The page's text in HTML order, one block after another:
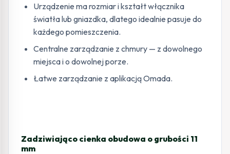
Urządzenie ma rozmiar i kształt włącznika
światła lub gniazdka, dlatego idealnie pasuje do
każdego pomieszczenia.
Centralne zarządzanie z chmury — z dowolnego
miejsca i o dowolnej porze.
Łatwe zarządzanie z aplikacją Omada.
Zadziwiająco cienka obudowa o grubości 11
mm